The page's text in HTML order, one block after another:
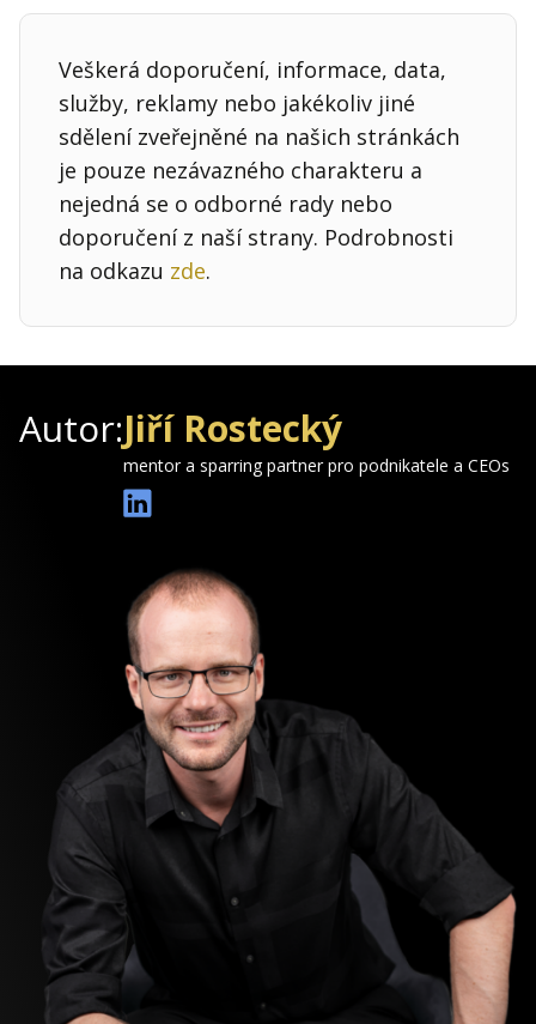
Veškerá doporučení, informace, data,
služby, reklamy nebo jakékoliv jiné
sdělení zveřejněné na našich stránkách
je pouze nezávazného charakteru a
nejedná se o odborné rady nebo
doporučení z naší strany. Podrobnosti
na odkazu zde.
Autor:Jiří Rostecký
mentor a sparring partner pro podnikatele a CEOs